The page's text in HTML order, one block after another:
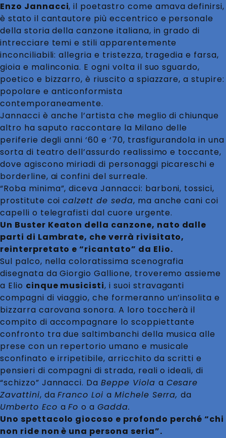
Enzo Jannacci, il poetastro come amava definirsi,
è stato il cantautore più eccentrico e personale
della storia della canzone italiana, in grado di
intrecciare temi e stili apparentemente
inconciliabili: allegria e tristezza, tragedia e farsa,
gioia e malinconia. E ogni volta il suo sguardo,
poetico e bizzarro, è riuscito a spiazzare, a stupire:
popolare e anticonformista
contemporaneamente.
Jannacci è anche l’artista che meglio di chiunque
altro ha saputo raccontare la Milano delle
periferie degli anni ‘60 e ‘70, trasfigurandola in una
sorta di teatro dell’assurdo realissimo e toccante,
dove agiscono miriadi di personaggi picareschi e
borderline, ai confini del surreale.
“Roba minima”, diceva Jannacci: barboni, tossici,
prostitute coicalzett de seda, ma anche cani coi
capelli o telegrafisti dal cuore urgente.
Un Buster Keaton della canzone, nato dalle
parti di Lambrate, che verrà rivisitato,
reinterpretato e “ricantato” da Elio.
Sul palco, nella coloratissima scenografia
disegnata da Giorgio Gallione, troveremo assieme
a Elio cinque musicisti, i suoi stravaganti
compagni di viaggio, che formeranno un’insolita e
bizzarra carovana sonora. A loro toccherà il
compito di accompagnare lo scoppiettante
confronto tra due saltimbanchi della musica alle
prese con un repertorio umano e musicale
sconfinato e irripetibile, arricchito da scritti e
pensieri di compagni di strada, reali o ideali, di
“schizzo” Jannacci. DaBeppe Viola a Cesare
Zavattini, daFranco Loia Michele Serra,da
Umberto Eco aFoo aGadda.
Uno spettacolo giocoso e profondo perché “chi
non ride non è una persona seria”.